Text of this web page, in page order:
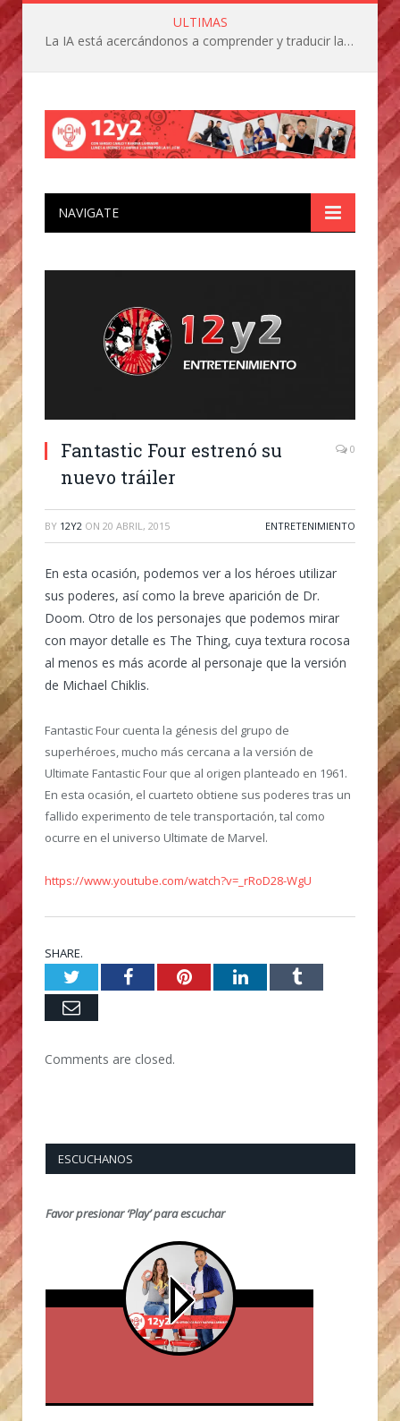
ULTIMAS
La IA está acercándonos a comprender y traducir las vocalizaciones y comportamientos de nuestras mascotas
NAVIGATE
Fantastic Four estrenó su
nuevo tráiler
0
BY 12Y2 ON 20 ABRIL, 2015 ENTRETENIMIENTO
En esta ocasión, podemos ver a los héroes utilizar
sus poderes, así como la breve aparición de Dr.
Doom. Otro de los personajes que podemos mirar
con mayor detalle es The Thing, cuya textura rocosa
al menos es más acorde al personaje que la versión
de Michael Chiklis.
Fantastic Four cuenta la génesis del grupo de
superhéroes, mucho más cercana a la versión de
Ultimate Fantastic Four que al origen planteado en 1961.
En esta ocasión, el cuarteto obtiene sus poderes tras un
fallido experimento de tele transportación, tal como
ocurre en el universo Ultimate de Marvel.
https://www.youtube.com/watch?v=_rRoD28-WgU
SHARE.
TwitterFacebookPinterestLinkedInTumblr
Email
Comments are closed.
ESCUCHANOS
Favor presionar ‘Play’ para escuchar